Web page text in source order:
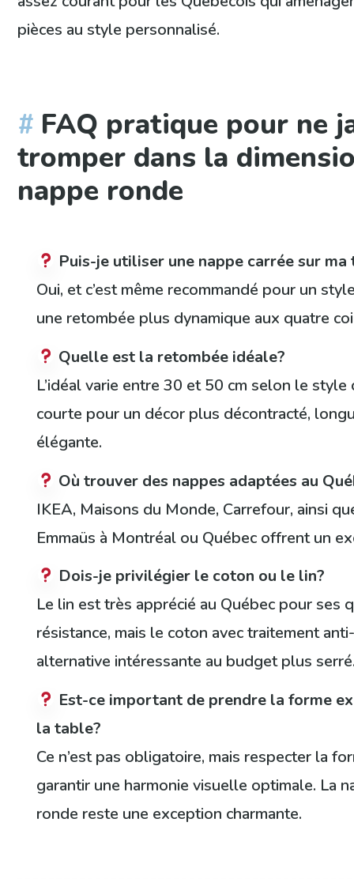
pièces au style personnalisé.
FAQ pratique pour ne
tromper dans la
nappe ronde
Puis-je utiliser une nappe carrée sur
Oui, et c’est même recommandé pour un
une retombée plus dynamique aux quatre
Quelle est la retombée idéale?
L’idéal varie entre 30 et 50 cm selon le
courte pour un décor plus décontracté,
élégante.
Où trouver des nappes adaptées au
IKEA, Maisons du Monde, Carrefour, ainsi
Emmaüs à Montréal ou Québec offrent un
Dois-je privilégier le coton ou le lin?
Le lin est très apprécié au Québec pour ses
résistance, mais le coton avec traitement
alternative intéressante au budget plus
Est-ce important de prendre la forme
la table?
Ce n’est pas obligatoire, mais respecter la
garantir une harmonie visuelle optimale. La
ronde reste une exception charmante.